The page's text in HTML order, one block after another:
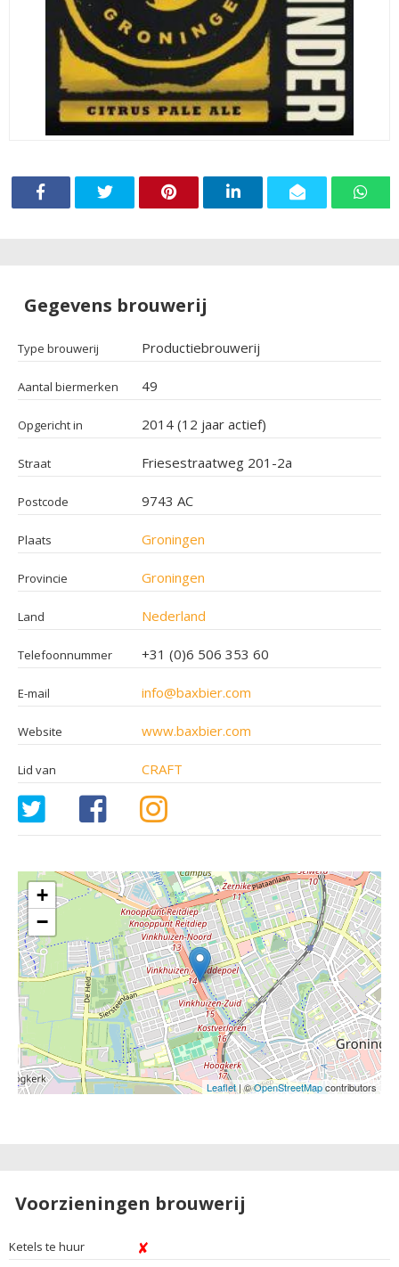
Gegevens brouwerij
Type brouwerij Productiebrouwerij
Aantal biermerken 49
Opgericht in 2014 (12 jaar actief)
Straat Friesestraatweg 201-2a
Postcode 9743 AC
Plaats Groningen
Provincie Groningen
Land Nederland
Telefoonnummer +31 (0)6 506 353 60
E-mail info@baxbier.com
Website www.baxbier.com
Lid van CRAFT
+
−
Leaflet| ©OpenStreetMapcontributors
Voorzieningen brouwerij
Ketels te huur